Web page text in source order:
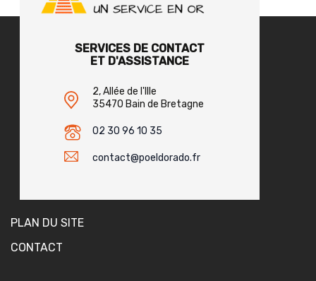
SERVICES DE CONTACT
ET D'ASSISTANCE
2, Allée de l'Ille
35470 Bain de Bretagne
02 30 96 10 35
contact@poeldorado.fr
PLAN DU SITE
CONTACT